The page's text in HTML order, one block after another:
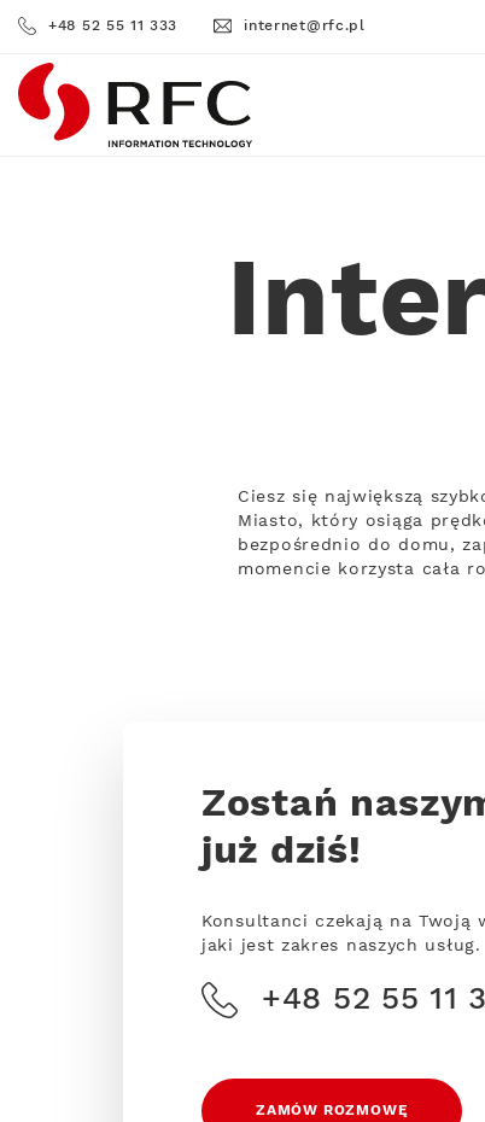
+48 52 55 11 333 internet@rfc.pl
RFC
Ciesz się największą
Miasto, który osiąga
bezpośrednio do domu,
momencie korzysta cała
Zostań
już dziś!
Konsultanci czekają na Twoją
jaki jest zakres naszych usług.
+48 52 55 11
ZAMÓW ROZMOWĘ